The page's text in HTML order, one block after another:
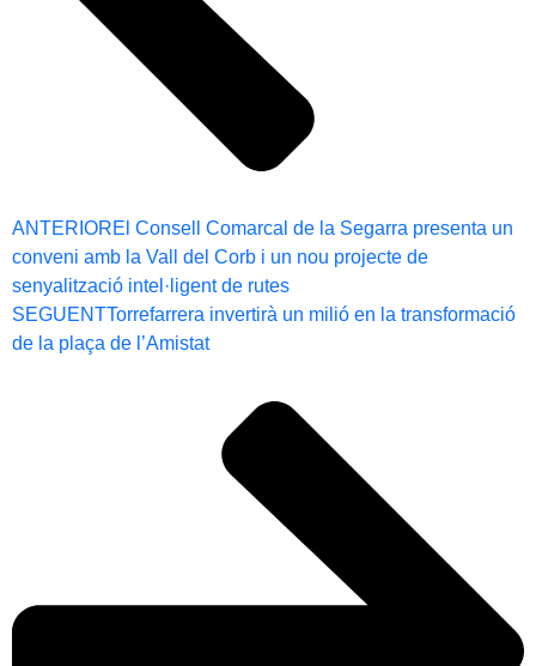
ANTERIOREl Consell Comarcal de la Segarra presenta un
conveni amb la Vall del Corb i un nou projecte de
senyalització intel·ligent de rutes
SEGUENTTorrefarrera invertirà un milió en la transformació
de la plaça de l’Amistat